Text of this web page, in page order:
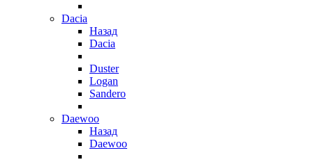
Dacia
Назад
Dacia
Duster
Logan
Sandero
Daewoo
Назад
Daewoo